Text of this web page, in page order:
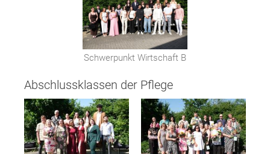
Schwerpunkt Wirtschaft B
Abschlussklassen der Pflege